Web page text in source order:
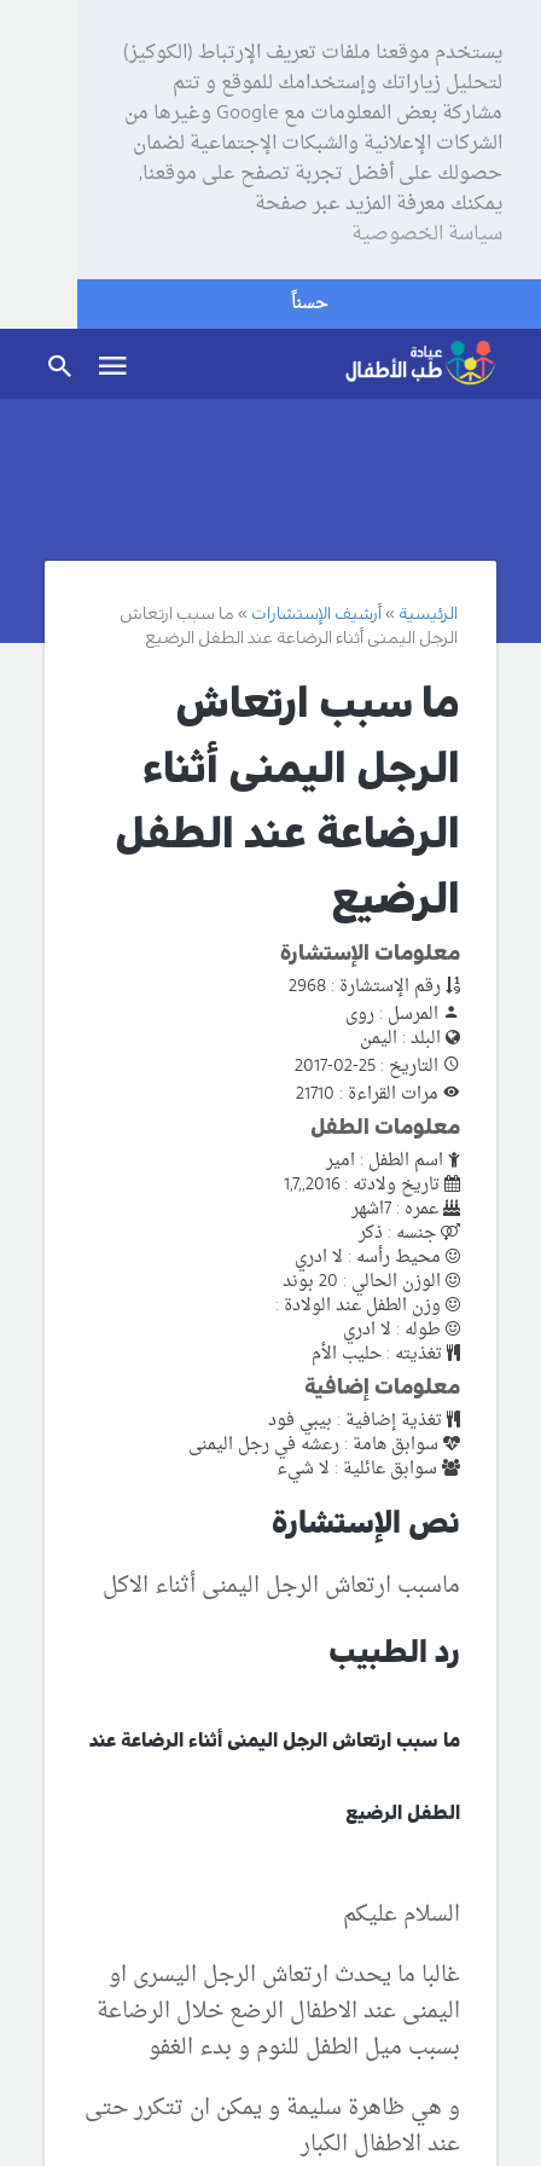
يستخدم موقعنا ملفات تعريف الإرتباط (الكوكيز)
لتحليل زياراتك وإستخدامك للموقع و تتم
مشاركة بعض المعلومات مع Google وغيرها من
الشركات الإعلانية والشبكات الإجتماعية لضمان
حصولك على أفضل تجربة تصفح على موقعنا,
يمكنك معرفة المزيد عبر صفحة
سياسة الخصوصية
حسناً
الرئيسية أرشيف الإستشارات
ما سبب ارتعاش
الرجل اليمنى أثناء الرضاعة عند الطفل الرضيع
ما سبب ارتعاش
الرجل اليمنى أثناء
الرضاعة عند الطفل
الرضيع
معلومات الإستشارة
رقم الإستشارة : 2968
المرسل : روى
البلد : اليمن
التاريخ : 25-02-2017
مرات القراءة : 21710
معلومات الطفل
اسم الطفل : امير
تاريخ ولادته : 2016,,1,7
عمره : 7اشهر
جنسه : ذكر
محيط رأسه : لا ادري
الوزن الحالي : 20 بوند
وزن الطفل عند الولادة :
طوله : لا ادري
تغذيته : حليب الأم
معلومات إضافية
تغذية إضافية : بيبي فود
سوابق هامة : رعشه في رجل اليمنى
سوابق عائلية : لا شيء
نص الإستشارة
ماسبب ارتعاش الرجل اليمنى أثناء الاكل
رد الطبيب
ما سبب ارتعاش الرجل اليمنى أثناء الرضاعة عند
الطفل الرضيع
السلام عليكم
غالبا ما يحدث ارتعاش الرجل اليسرى او
اليمنى عند الاطفال الرضع خلال الرضاعة
بسبب ميل الطفل للنوم و بدء الغفو
و هي ظاهرة سليمة و يمكن ان تتكرر حتى
عند الاطفال الكبار